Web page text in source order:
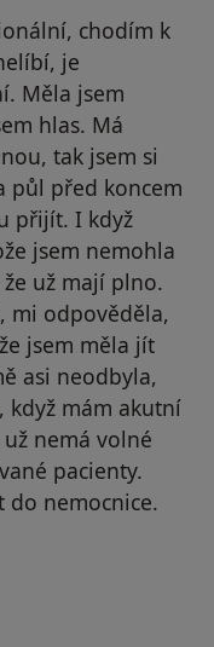
chodím k
je
Měla jsem
hlas. Má
tak jsem si
půl před koncem
přijít. I když
jsem nemohla
už mají plno.
mi odpověděla,
jsem měla jít
asi neodbyla,
když mám akutní
nemá volné
pacienty.
do nemocnice.
účet byl odstraněn